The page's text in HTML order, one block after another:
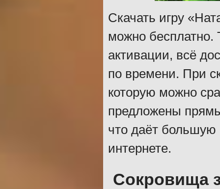
Скачать игру
можно бесплатно.
активации, всё
по времени. При
которую можно
предложены
что даёт большую
интернете.
Сокровища